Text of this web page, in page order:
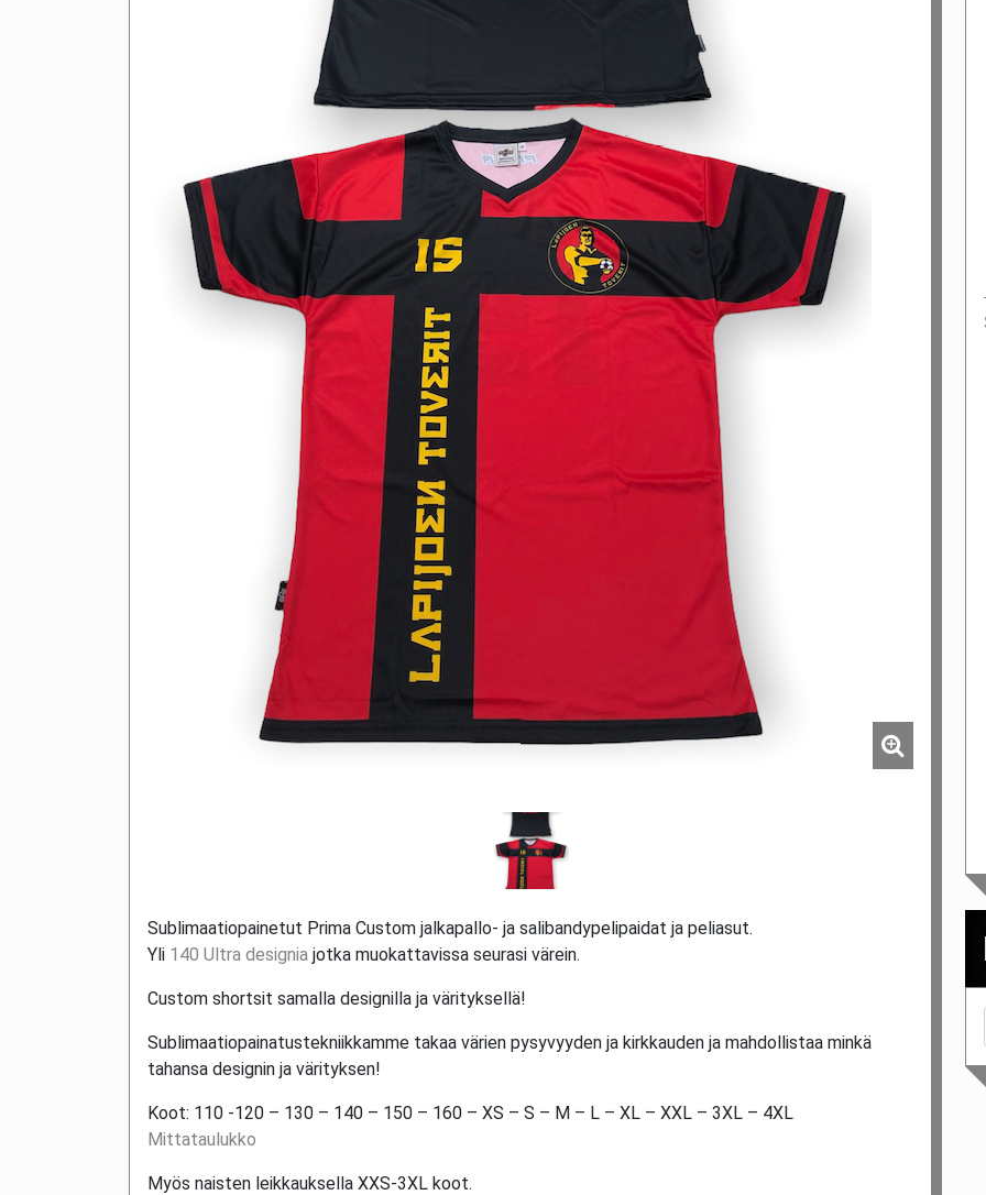
Sublimaatiopainetut Prima Custom jalkapallo- ja salibandypelipaidat ja peliasut.
Yli 140 Ultra designia jotka muokattavissa seurasi värein.
Custom shortsit samalla designilla ja värityksellä!
Sublimaatiopainatustekniikkamme takaa värien pysyvyyden ja kirkkauden ja mahdollistaa minkä
tahansa designin ja värityksen!
Koot: 110 -120 – 130 – 140 – 150 – 160 – XS – S – M – L – XL – XXL – 3XL – 4XL
Mittataulukko
Myös naisten leikkauksella XXS-3XL koot.